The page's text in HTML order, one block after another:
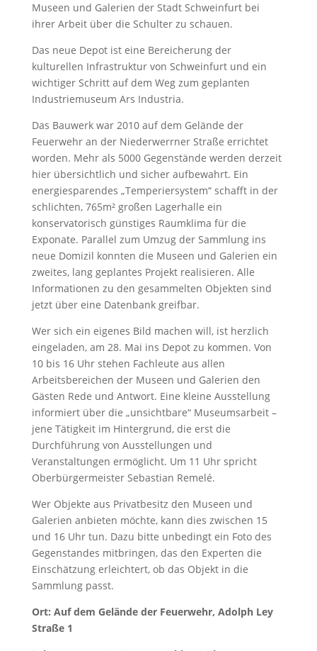
Museen und Galerien der Stadt Schweinfurt bei
ihrer Arbeit über die Schulter zu schauen.
Das neue Depot ist eine Bereicherung der
kulturellen Infrastruktur von Schweinfurt und ein
wichtiger Schritt auf dem Weg zum geplanten
Industriemuseum Ars Industria.
Das Bauwerk war 2010 auf dem Gelände der
Feuerwehr an der Niederwerrner Straße errichtet
worden. Mehr als 5000 Gegenstände werden derzeit
hier übersichtlich und sicher aufbewahrt. Ein
energiesparendes „Temperiersystem“ schafft in der
schlichten, 765m² großen Lagerhalle ein
konservatorisch günstiges Raumklima für die
Exponate. Parallel zum Umzug der Sammlung ins
neue Domizil konnten die Museen und Galerien ein
zweites, lang geplantes Projekt realisieren. Alle
Informationen zu den gesammelten Objekten sind
jetzt über eine Datenbank greifbar.
Wer sich ein eigenes Bild machen will, ist herzlich
eingeladen, am 28. Mai ins Depot zu kommen. Von
10 bis 16 Uhr stehen Fachleute aus allen
Arbeitsbereichen der Museen und Galerien den
Gästen Rede und Antwort. Eine kleine Ausstellung
informiert über die „unsichtbare“ Museumsarbeit –
jene Tätigkeit im Hintergrund, die erst die
Durchführung von Ausstellungen und
Veranstaltungen ermöglicht. Um 11 Uhr spricht
Oberbürgermeister Sebastian Remelé.
Wer Objekte aus Privatbesitz den Museen und
Galerien anbieten möchte, kann dies zwischen 15
und 16 Uhr tun. Dazu bitte unbedingt ein Foto des
Gegenstandes mitbringen, das den Experten die
Einschätzung erleichtert, ob das Objekt in die
Sammlung passt.
Ort: Auf dem Gelände der Feuerwehr, Adolph Ley
Straße 1